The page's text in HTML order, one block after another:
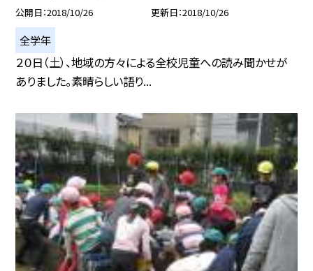
公開日 2018/10/26 更新日 2018/10/26
全学年
２０日（土）、地域の方々による全校児童への読み聞かせが
ありました。素晴らしい語り...